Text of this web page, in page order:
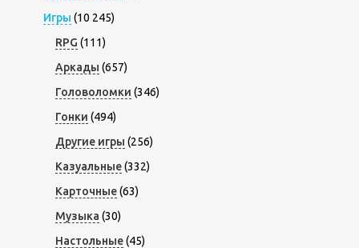
Игры (10 245)
RPG (111)
Аркады (657)
Головоломки (346)
Гонки (494)
Другие игры (256)
Казуальные(332)
Карточные(63)
Музыка (30)
Настольные(45)